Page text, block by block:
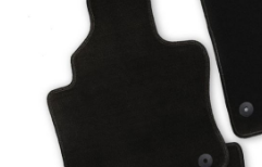
images
gallery